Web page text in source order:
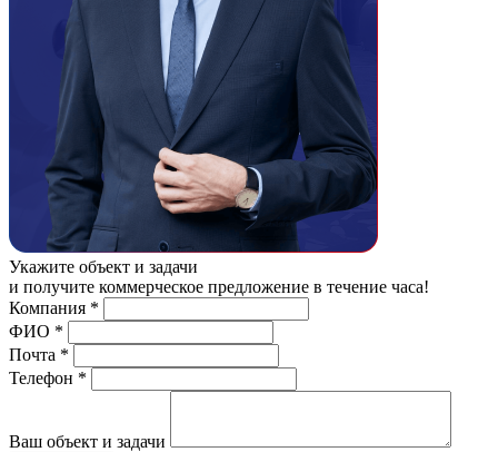
Укажите объект и задачи
и получите коммерческое предложение в течение часа!
Компания *
ФИО *
Почта *
Телефон *
Ваш объект и задачи